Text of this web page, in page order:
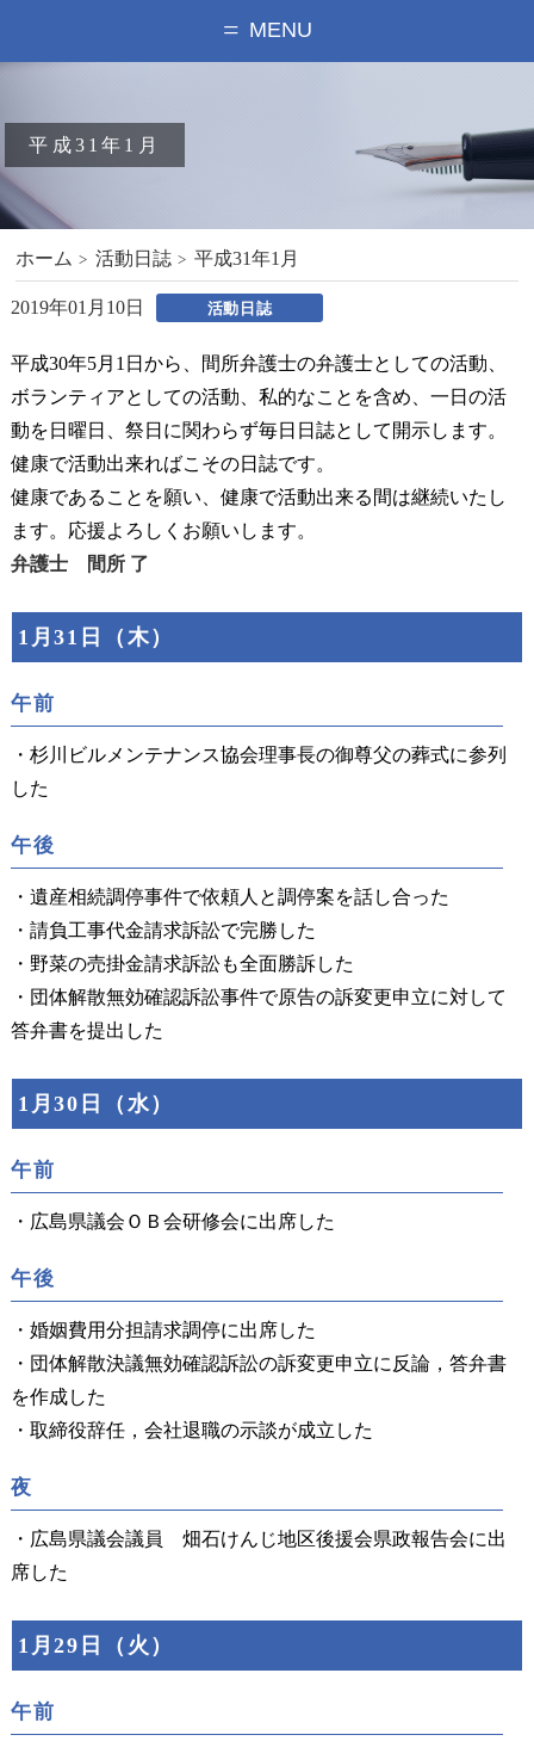
MENU
平成31年1月
ホーム 活動日誌 平成31年1月
2019年01月10日 活動日誌
平成30年5月1日から、間所弁護士の弁護士としての活動、
ボランティアとしての活動、私的なことを含め、一日の活
動を日曜日、祭日に関わらず毎日日誌として開示します。
健康で活動出来ればこその日誌です。
健康であることを願い、健康で活動出来る間は継続いたし
ます。応援よろしくお願いします。
弁護士 間所 了
1月31日（木）
午前
・杉川ビルメンテナンス協会理事長の御尊父の葬式に参列
した
午後
・遺産相続調停事件で依頼人と調停案を話し合った
・請負工事代金請求訴訟で完勝した
・野菜の売掛金請求訴訟も全面勝訴した
・団体解散無効確認訴訟事件で原告の訴変更申立に対して
答弁書を提出した
1月30日（水）
午前
・広島県議会ＯＢ会研修会に出席した
午後
・婚姻費用分担請求調停に出席した
・団体解散決議無効確認訴訟の訴変更申立に反論，答弁書
を作成した
・取締役辞任，会社退職の示談が成立した
夜
・広島県議会議員 畑石けんじ地区後援会県政報告会に出
席した
1月29日（火）
午前